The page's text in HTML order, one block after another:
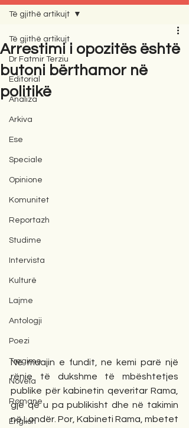
Të gjithë artikujt
Dr Fatmir Terziu
Editorial
Analiza
Arkiva
Ese
Speciale
Opinione
Komunitet
Reportazh
Studime
Intervista
Kulturë
Lajme
Antologji
Poezi
Tregime
Novela
Romane
English
Të gjithë artikujt
Arrestimi i opozitës është
butoni bërthamor në
politikë
Në muajin e fundit, ne kemi parë një
rënie të dukshme të mbështetjes
publike për kabinetin qeveritar Rama,
gjë që u pa publikisht dhe në takimin
në Londër. Por, Kabineti Rama, mbetet